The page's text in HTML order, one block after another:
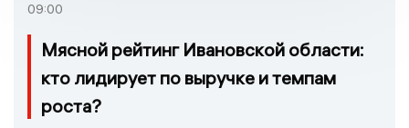
09:00
Мясной рейтинг Ивановской области:
кто лидирует по выручке и темпам
роста?